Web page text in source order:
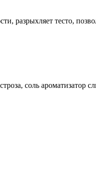
разрыхляет тесто,
соль ароматизатор